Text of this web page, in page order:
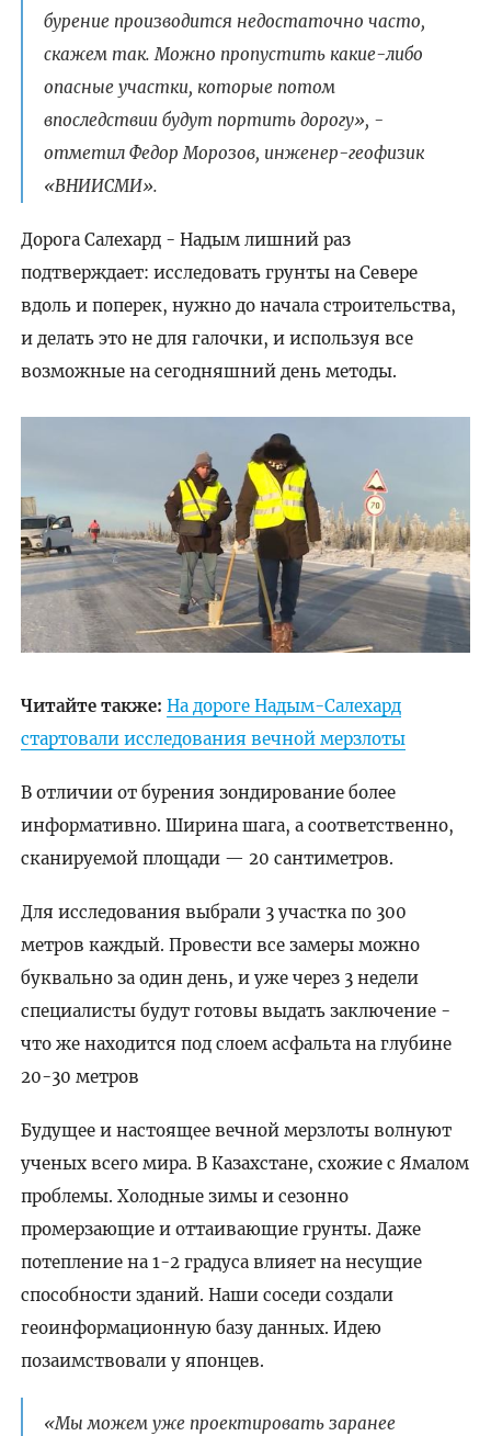
бурение производится недостаточно часто,
скажем так. Можно пропустить какие-либо
опасные участки, которые потом
впоследствии будут портить дорогу», -
отметил Федор Морозов, инженер-геофизик
«ВНИИСМИ».
Дорога Салехард - Надым лишний раз
подтверждает: исследовать грунты на Севере
вдоль и поперек, нужно до начала строительства,
и делать это не для галочки, и используя все
возможные на сегодняшний день методы.
Читайте также: На дороге Надым-Салехард
стартовали исследования вечной мерзлоты
В отличии от бурения зондирование более
информативно. Ширина шага, а соответственно,
сканируемой площади — 20 сантиметров.
Для исследования выбрали 3 участка по 300
метров каждый. Провести все замеры можно
буквально за один день, и уже через 3 недели
специалисты будут готовы выдать заключение -
что же находится под слоем асфальта на глубине
20-30 метров
Будущее и настоящее вечной мерзлоты волнуют
ученых всего мира. В Казахстане, схожие с Ямалом
проблемы. Холодные зимы и сезонно
промерзающие и оттаивающие грунты. Даже
потепление на 1-2 градуса влияет на несущие
способности зданий. Наши соседи создали
геоинформационную базу данных. Идею
позаимствовали у японцев.
«Мы можем уже проектировать заранее